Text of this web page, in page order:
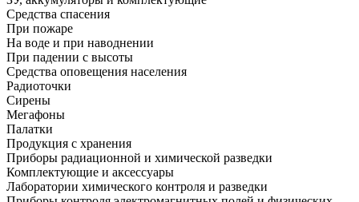
Средства спасения
При пожаре
На воде и при наводнении
При падении с высоты
Средства оповещения населения
Радиоточки
Сирены
Мегафоны
Палатки
Продукция с хранения
Приборы радиационной и химической разведки
Комплектующие и аксессуары
Лаборатории химического контроля и разведки